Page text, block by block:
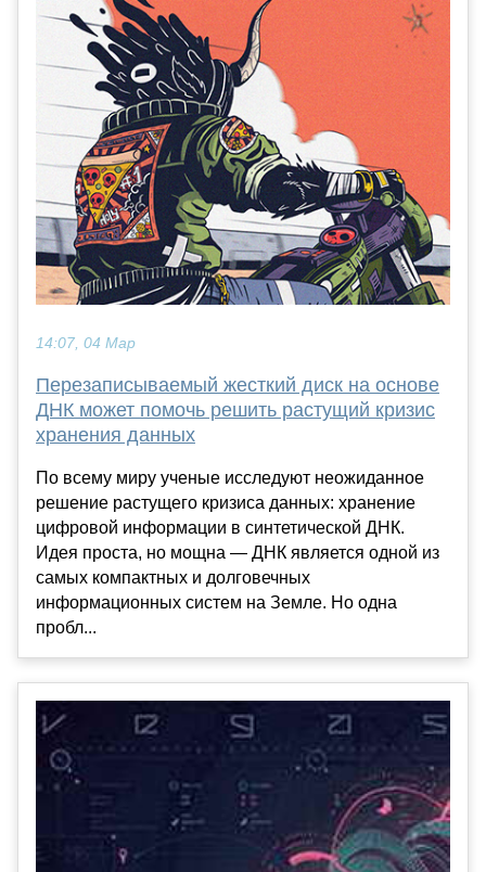
14:07, 04 Мар
Перезаписываемый жесткий диск на основе
ДНК может помочь решить растущий кризис
хранения данных
По всему миру ученые исследуют неожиданное
решение растущего кризиса данных: хранение
цифровой информации в синтетической ДНК.
Идея проста, но мощна — ДНК является одной из
самых компактных и долговечных
информационных систем на Земле. Но одна
пробл...